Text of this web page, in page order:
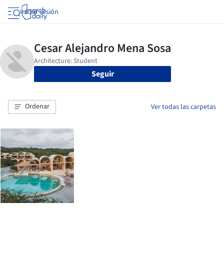
Iniciar sesión
Seguir
Ordenar Ver todas las carpetas